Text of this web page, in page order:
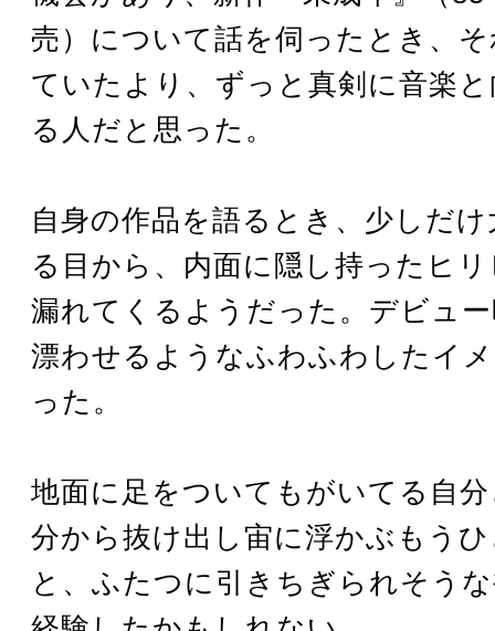
売）について話を伺ったとき、
ていたより、ずっと真剣に音楽
る人だと思った。
自身の作品を語るとき、少しだ
る目から、内面に隠し持ったヒ
漏れてくるようだった。デビュ
漂わせるようなふわふわしたイ
った。
地面に足をついてもがいてる自
分から抜け出し宙に浮かぶもう
と、ふたつに引きちぎられそう